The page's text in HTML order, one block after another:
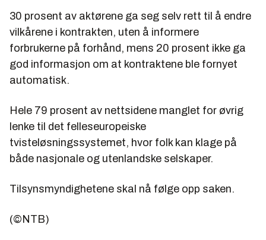
30 prosent av aktørene ga seg selv rett til å endre
vilkårene i kontrakten, uten å informere
forbrukerne på forhånd, mens 20 prosent ikke ga
god informasjon om at kontraktene ble fornyet
automatisk.
Hele 79 prosent av nettsidene manglet for øvrig
lenke til det felleseuropeiske
tvisteløsningssystemet, hvor folk kan klage på
både nasjonale og utenlandske selskaper.
Tilsynsmyndighetene skal nå følge opp saken.
(©NTB)